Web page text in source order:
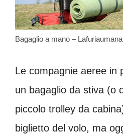
Bagaglio a mano –
Le compagnie aeree in
un bagaglio da stiva (o
piccolo trolley da
biglietto del volo, ma